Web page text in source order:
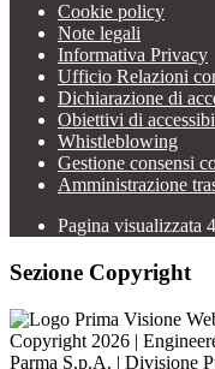
Cookie policy
Note legali
Informativa Privacy
Ufficio Relazioni
Dichiarazione di
Obiettivi di
Whistleblowing
Gestione consensi
Amministrazione
Pagina visualizzata
Sezione Copyright
Copyright 2026 |
Parma S.p.A. | Divisione